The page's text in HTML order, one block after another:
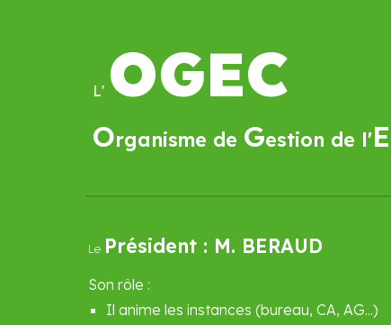
L' OGEC
Organisme de Gestion de l'E
L e Président : M. BERAUD
Son rôle :
Il anime les instances (bureau, CA, AG...)​